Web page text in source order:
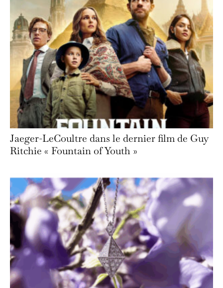
Jaeger-LeCoultre dans le dernier film de Guy
Ritchie « Fountain of Youth »